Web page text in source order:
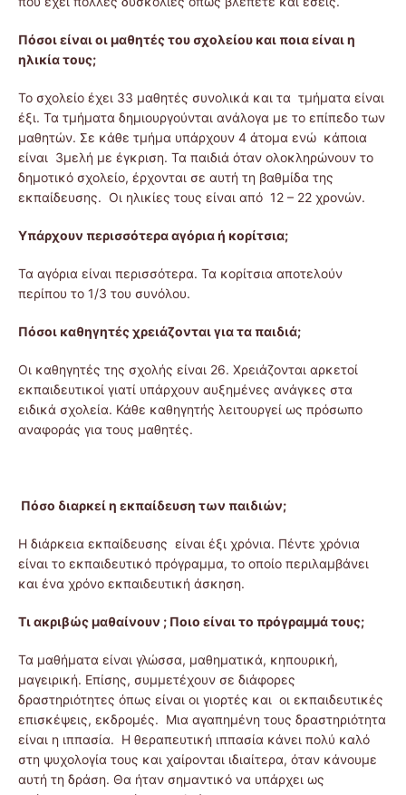
Πόσοι είναι οι μαθητές του σχολείου και ποια είναι η
ηλικία τους;
Το σχολείο έχει 33 μαθητές συνολικά και τα τμήματα είναι
έξι. Τα τμήματα δημιουργούνται ανάλογα με το επίπεδο των
μαθητών. Σε κάθε τμήμα υπάρχουν 4 άτομα ενώ κάποια
είναι 3μελή με έγκριση. Τα παιδιά όταν ολοκληρώνουν το
δημοτικό σχολείο, έρχονται σε αυτή τη βαθμίδα της
εκπαίδευσης. Οι ηλικίες τους είναι από 12 – 22 χρονών.
Υπάρχουν περισσότερα αγόρια ή κορίτσια;
Τα αγόρια είναι περισσότερα. Τα κορίτσια αποτελούν
περίπου το 1/3 του συνόλου.
Πόσοι καθηγητές χρειάζονται για τα παιδιά;
Οι καθηγητές της σχολής είναι 26. Χρειάζονται αρκετοί
εκπαιδευτικοί γιατί υπάρχουν αυξημένες ανάγκες στα
ειδικά σχολεία. Κάθε καθηγητής λειτουργεί ως πρόσωπο
αναφοράς για τους μαθητές.
Πόσο διαρκεί η εκπαίδευση των παιδιών;
Η διάρκεια εκπαίδευσης είναι έξι χρόνια. Πέντε χρόνια
είναι το εκπαιδευτικό πρόγραμμα, το οποίο περιλαμβάνει
και ένα χρόνο εκπαιδευτική άσκηση.
Τι ακριβώς μαθαίνουν ; Ποιο είναι το πρόγραμμά τους;
Τα μαθήματα είναι γλώσσα, μαθηματικά, κηπουρική,
μαγειρική. Επίσης, συμμετέχουν σε διάφορες
δραστηριότητες όπως είναι οι γιορτές και οι εκπαιδευτικές
επισκέψεις, εκδρομές. Μια αγαπημένη τους δραστηριότητα
είναι η ιππασία. Η θεραπευτική ιππασία κάνει πολύ καλό
στη ψυχολογία τους και χαίρονται ιδιαίτερα, όταν κάνουμε
αυτή τη δράση. Θα ήταν σημαντικό να υπάρχει ως